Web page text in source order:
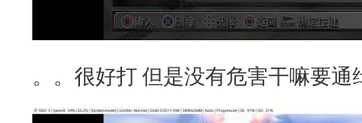
。。很好打 但是没有危害干嘛要通